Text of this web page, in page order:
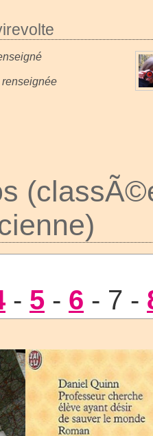
renseignée
- 5 - 6 - 7 -